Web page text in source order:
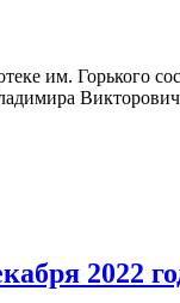
им.
2022